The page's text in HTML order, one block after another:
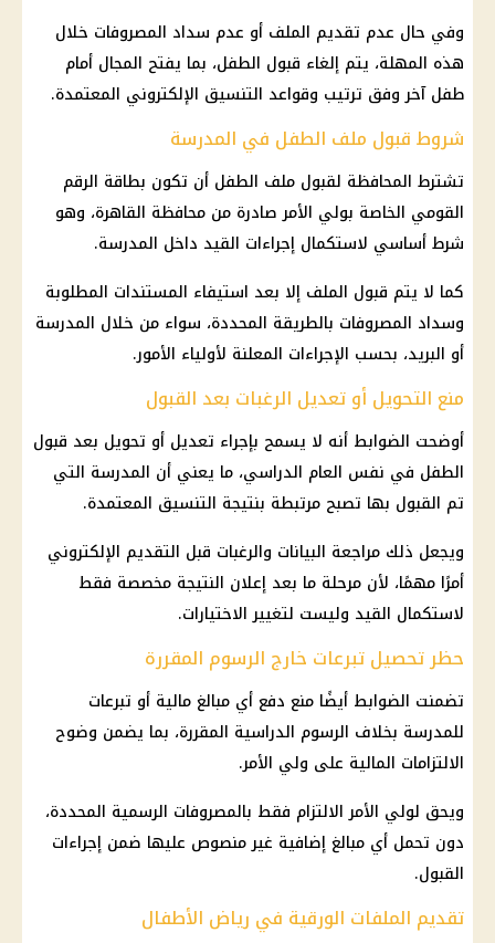
وفي حال عدم تقديم الملف أو عدم سداد المصروفات خلال
هذه المهلة، يتم إلغاء قبول الطفل، بما يفتح المجال أمام
طفل آخر وفق ترتيب وقواعد التنسيق الإلكتروني المعتمدة.
شروط قبول ملف الطفل في المدرسة
تشترط المحافظة لقبول ملف الطفل أن تكون بطاقة الرقم
القومي الخاصة بولي الأمر صادرة من محافظة القاهرة، وهو
شرط أساسي لاستكمال إجراءات القيد داخل المدرسة.
كما لا يتم قبول الملف إلا بعد استيفاء المستندات المطلوبة
وسداد المصروفات بالطريقة المحددة، سواء من خلال المدرسة
أو البريد، بحسب الإجراءات المعلنة لأولياء الأمور.
منع التحويل أو تعديل الرغبات بعد القبول
أوضحت الضوابط أنه لا يسمح بإجراء تعديل أو تحويل بعد قبول
الطفل في نفس العام الدراسي، ما يعني أن المدرسة التي
تم القبول بها تصبح مرتبطة بنتيجة التنسيق المعتمدة.
ويجعل ذلك مراجعة البيانات والرغبات قبل التقديم الإلكتروني
أمرًا مهمًا، لأن مرحلة ما بعد إعلان النتيجة مخصصة فقط
لاستكمال القيد وليست لتغيير الاختيارات.
حظر تحصيل تبرعات خارج الرسوم المقررة
تضمنت الضوابط أيضًا منع دفع أي مبالغ مالية أو تبرعات
للمدرسة بخلاف الرسوم الدراسية المقررة، بما يضمن وضوح
الالتزامات المالية على ولي الأمر.
ويحق لولي الأمر الالتزام فقط بالمصروفات الرسمية المحددة،
دون تحمل أي مبالغ إضافية غير منصوص عليها ضمن إجراءات
القبول.
تقديم الملفات الورقية في رياض الأطفال